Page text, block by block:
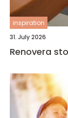
inspiration
31. July 2026